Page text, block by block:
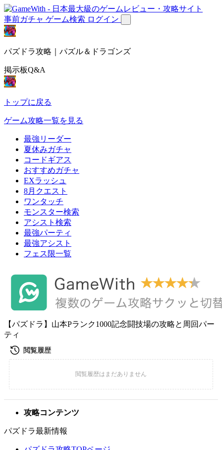
事前ガチャ ゲーム検索 ログイン
パズドラ攻略｜パズル＆ドラゴンズ
掲示板Q&A
トップに戻る
ゲーム攻略一覧を見る
最強リーダー
夏休みガチャ
コードギアス
おすすめガチャ
EXラッシュ
8月クエスト
ワンタッチ
モンスター検索
アシスト検索
最強パーティ
最強アシスト
フェス限一覧
【パズドラ】山本Pランク1000記念闘技場の攻略と周回パー
ティ
攻略コンテンツ
パズドラ最新情報